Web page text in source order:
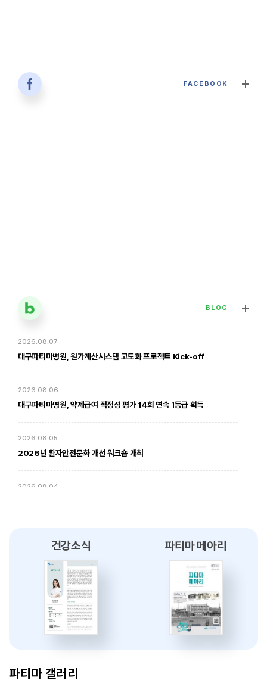
[대구파티마병원] 심장혈관흉부외과 김병호 의무원장 인터뷰 | 진료·
전문분야 이야기
2026. 01. 20
암 표적치료 - 대구파티마병원 병리과 변정섭 과장
2026. 01. 07
FACEBOOK
BLOG
2026.08.07
대구파티마병원, 원가계산시스템 고도화 프로젝트 Kick-off
2026.08.06
대구파티마병원, 약제급여 적정성 평가 14회 연속 1등급 획득
2026.08.05
2026년 환자안전문화 개선 워크숍 개최
2026.08.04
대구파티마병원, 동부도서관에서 '우리 아이 발달 체크리스트' 건강강좌
2026.08.03
대구파티마병원, 개원 70주년 기념 『미션, 파티마에서 빛나다』 발간
축하식 개최
2026.07.31
대구광역시간호사회와 함께 개원 70주년 기념 커피부스 운영
대구파티마병원, 진단검사의학과 리모델링 축복식 개최
건강소식 파티마 메아리
파티마 갤러리